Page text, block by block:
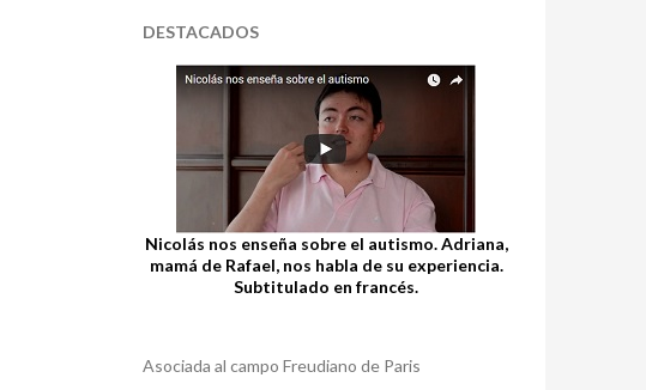
DESTACADOS
Nicolás nos enseña sobre el autismo. Adriana,
mamá de Rafael, nos habla de su experiencia.
Subtitulado en francés.
Asociada al campo Freudiano de Paris